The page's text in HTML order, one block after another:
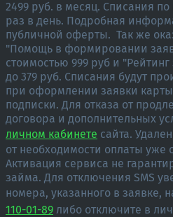
2499 руб. в месяц. Списания
раз в день. Подробная
публичной оферты. Так же
"Помощь в формировании
стоимостью 999 руб и
до 379 руб. Списания будут
при оформлении заявки
подписки. Для отказа от
договора и дополнительных
личном кабинете сайта.
от необходимости оплаты уже
Активация сервиса не
займа. Для отключения SMS
номера, указанного в заявке,
110-01-89 либо отключите в